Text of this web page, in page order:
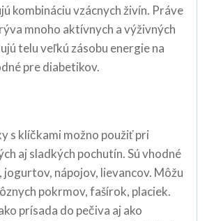
kombináciu vzácnych živín. Práve
mnoho aktívnych a výživných
telu veľkú zásobu energie na
pre diabetikov.
s klíčkami možno použiť pri
aj sladkých pochutín. Sú vhodné
jogurtov, nápojov, lievancov. Môžu
pokrmov, fašírok, placiek.
prísada do pečiva aj ako